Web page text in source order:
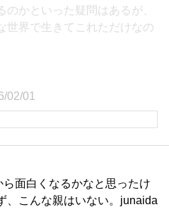
のかといった疑問はあるが、
世界で生きてこれただけなの
02/01
面白くなるかなと思ったけ
、こんな親はいない。junaida